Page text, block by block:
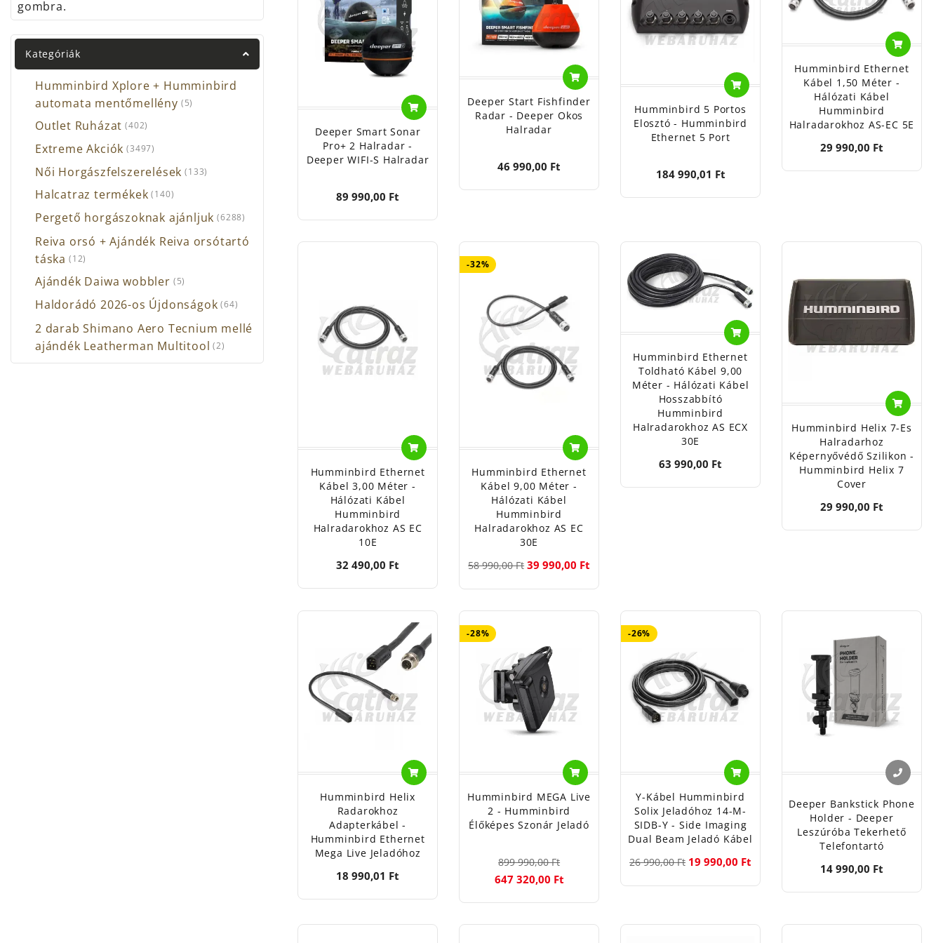
gombra.
Kategóriák
Humminbird Xplore + Humminbird
automata mentőmellény (5)
Outlet Ruházat (402)
Extreme Akciók (3497)
Női Horgászfelszerelések (133)
Halcatraz termékek (140)
Pergető horgászoknak ajánljuk (6288)
Reiva orsó + Ajándék Reiva orsótartó
táska (12)
Ajándék Daiwa wobbler (5)
Haldorádó 2026-os Újdonságok (64)
2 darab Shimano Aero Tecnium mellé
ajándék Leatherman Multitool (2)
Deeper Smart Sonar
Pro+ 2 Halradar -
Deeper WIFI-S Halradar
89 990,00 Ft
Deeper Start Fishfinder
Radar - Deeper Okos
Halradar
46 990,00 Ft
Humminbird 5 Portos
Elosztó - Humminbird
Ethernet 5 Port
184 990,01 Ft
Humminbird Ethernet
Kábel 1,50 Méter -
Hálózati Kábel
Humminbird
Halradarokhoz AS-EC 5E
29 990,00 Ft
Humminbird Ethernet
Kábel 3,00 Méter -
Hálózati Kábel
Humminbird
Halradarokhoz AS EC
10E
32 490,00 Ft
-32%
Humminbird Ethernet
Kábel 9,00 Méter -
Hálózati Kábel
Humminbird
Halradarokhoz AS EC
30E
58 990,00 Ft 39 990,00 Ft
Humminbird Ethernet
Toldható Kábel 9,00
Méter - Hálózati Kábel
Hosszabbító
Humminbird
Halradarokhoz AS ECX
30E
63 990,00 Ft
Humminbird Helix 7-Es
Halradarhoz
Képernyővédő Szilikon -
Humminbird Helix 7
Cover
29 990,00 Ft
Humminbird Helix
Radarokhoz
Adapterkábel -
Humminbird Ethernet
Mega Live Jeladóhoz
18 990,01 Ft
-28%
Humminbird MEGA Live
2 - Humminbird
Élőképes Szonár Jeladó
899 990,00 Ft
647 320,00 Ft
-26%
Y-Kábel Humminbird
Solix Jeladóhoz 14-M-
SIDB-Y - Side Imaging
Dual Beam Jeladó Kábel
26 990,00 Ft 19 990,00 Ft
Deeper Bankstick Phone
Holder - Deeper
Leszúróba Tekerhető
Telefontartó
14 990,00 Ft